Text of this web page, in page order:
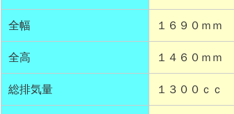
全幅 １６９０ｍｍ
全高 １４６０ｍｍ
総排気量 １３００ｃｃ